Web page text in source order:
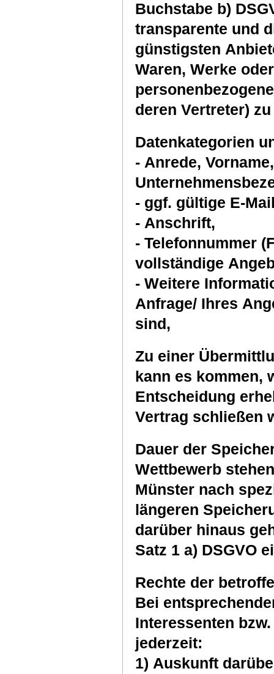
Buchstabe b)
transparente und
günstigsten
Waren, Werke
deren Vertreter)
Datenkategorien
- Anrede,
- ggf. gültige E-
- Anschrift,
- Telefonnummer
vollständige
- Weitere Informationen, die für die Bearbeitung Ihrer
Anfrage/ Ihres
sind,
Zu einer
kann es kommen,
Entscheidung
Vertrag schließen
Dauer der
Wettbewerb
Münster nach
längeren
darüber hinaus
Satz 1 a) DSGVO
Rechte der
Bei
Interessenten
jederzeit:
1) Auskunft